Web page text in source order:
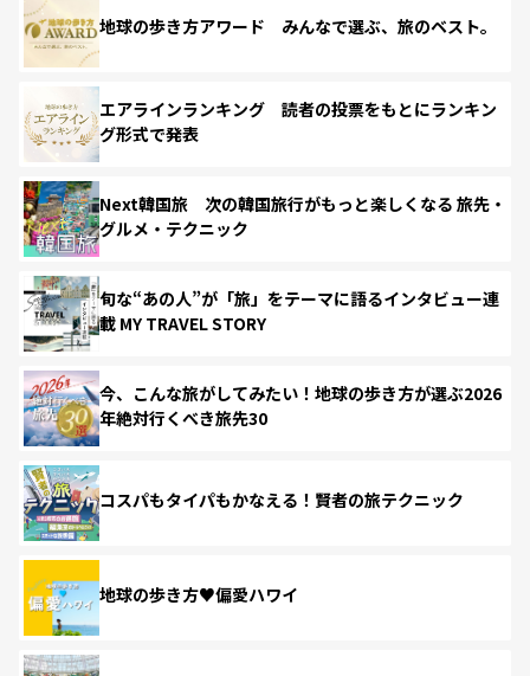
地球の歩き方アワード みんなで選ぶ、旅のベスト。
エアラインランキング 読者の投票をもとにランキン
グ形式で発表
Next韓国旅 次の韓国旅行がもっと楽しくなる 旅先・
グルメ・テクニック
旬な“あの人”が「旅」をテーマに語るインタビュー連
載 MY TRAVEL STORY
今、こんな旅がしてみたい！地球の歩き方が選ぶ2026
年絶対行くべき旅先30
コスパもタイパもかなえる！賢者の旅テクニック
地球の歩き方♥偏愛ハワイ